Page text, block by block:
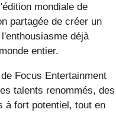
mondiale de
partagée de créer un
déjà
entier.
Focus Entertainment
talents renommés, des
à fort potentiel, tout en